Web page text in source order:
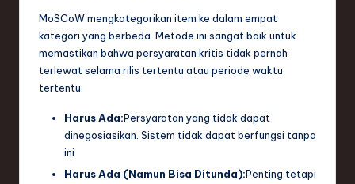
MoSCoW mengkategorikan item ke dalam empat
kategori yang berbeda. Metode ini sangat baik untuk
memastikan bahwa persyaratan kritis tidak pernah
terlewat selama rilis tertentu atau periode waktu
tertentu.
Harus Ada:Persyaratan yang tidak dapat
dinegosiasikan. Sistem tidak dapat berfungsi tanpa
ini.
Harus Ada (Namun Bisa Ditunda):Penting tetapi